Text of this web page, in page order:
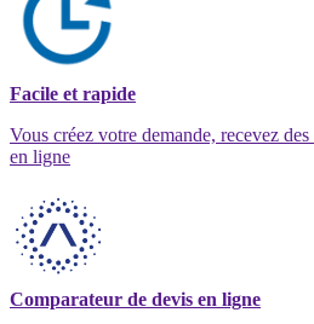
Facile et rapide
Vous créez votre demande, recevez
en ligne
Comparateur de devis en ligne